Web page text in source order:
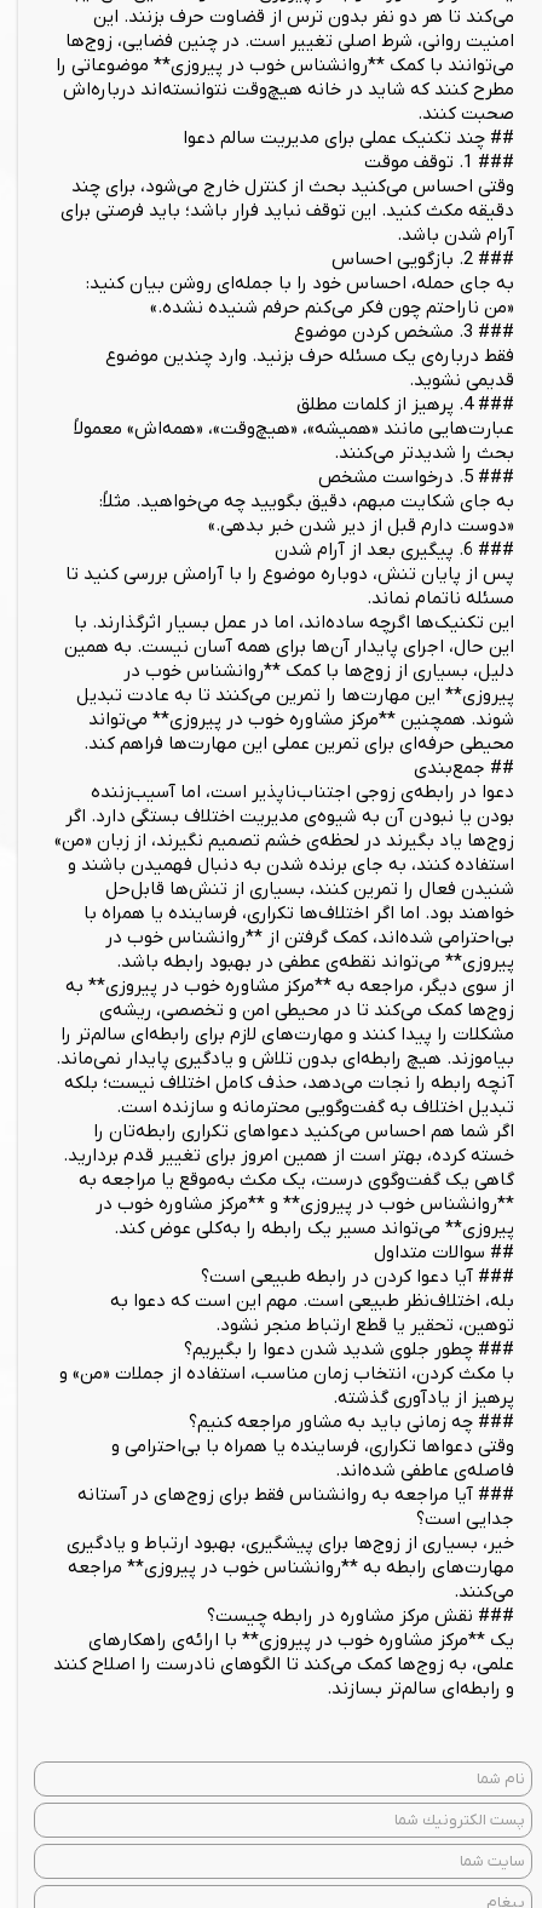
می‌کند تا هر دو نفر بدون ترس از قضاوت حرف بزنند. این
امنیت روانی، شرط اصلی تغییر است. در چنین فضایی، زوج‌ها
می‌توانند با کمک **روانشناس خوب در پیروزی** موضوعاتی را
مطرح کنند که شاید در خانه هیچ‌وقت نتوانسته‌اند درباره‌اش
صحبت کنند.
## چند تکنیک عملی برای مدیریت سالم دعوا
### 1. توقف موقت
وقتی احساس می‌کنید بحث از کنترل خارج می‌شود، برای چند
دقیقه مکث کنید. این توقف نباید فرار باشد؛ باید فرصتی برای
آرام شدن باشد.
### 2. بازگویی احساس
به جای حمله، احساس خود را با جمله‌ای روشن بیان کنید:
«من ناراحتم چون فکر می‌کنم حرفم شنیده نشده.»
### 3. مشخص کردن موضوع
فقط درباره‌ی یک مسئله حرف بزنید. وارد چندین موضوع
قدیمی نشوید.
### 4. پرهیز از کلمات مطلق
عبارت‌هایی مانند «همیشه»، «هیچ‌وقت»، «همه‌اش» معمولاً
بحث را شدیدتر می‌کنند.
### 5. درخواست مشخص
به جای شکایت مبهم، دقیق بگویید چه می‌خواهید. مثلاً:
«دوست دارم قبل از دیر شدن خبر بدهی.»
### 6. پیگیری بعد از آرام شدن
پس از پایان تنش، دوباره موضوع را با آرامش بررسی کنید تا
مسئله ناتمام نماند.
این تکنیک‌ها اگرچه ساده‌اند، اما در عمل بسیار اثرگذارند. با
این حال، اجرای پایدار آن‌ها برای همه آسان نیست. به همین
دلیل، بسیاری از زوج‌ها با کمک **روانشناس خوب در
پیروزی** این مهارت‌ها را تمرین می‌کنند تا به عادت تبدیل
شوند. همچنین **مرکز مشاوره خوب در پیروزی** می‌تواند
محیطی حرفه‌ای برای تمرین عملی این مهارت‌ها فراهم کند.
## جمع‌بندی
دعوا در رابطه‌ی زوجی اجتناب‌ناپذیر است، اما آسیب‌زننده
بودن یا نبودن آن به شیوه‌ی مدیریت اختلاف بستگی دارد. اگر
زوج‌ها یاد بگیرند در لحظه‌ی خشم تصمیم نگیرند، از زبان «من»
استفاده کنند، به جای برنده شدن به دنبال فهمیدن باشند و
شنیدن فعال را تمرین کنند، بسیاری از تنش‌ها قابل‌حل
خواهند بود. اما اگر اختلاف‌ها تکراری، فرساینده یا همراه با
بی‌احترامی شده‌اند، کمک گرفتن از **روانشناس خوب در
پیروزی** می‌تواند نقطه‌ی عطفی در بهبود رابطه باشد.
از سوی دیگر، مراجعه به **مرکز مشاوره خوب در پیروزی** به
زوج‌ها کمک می‌کند تا در محیطی امن و تخصصی، ریشه‌ی
مشکلات را پیدا کنند و مهارت‌های لازم برای رابطه‌ای سالم‌تر را
بیاموزند. هیچ رابطه‌ای بدون تلاش و یادگیری پایدار نمی‌ماند.
آنچه رابطه را نجات می‌دهد، حذف کامل اختلاف نیست؛ بلکه
تبدیل اختلاف به گفت‌وگویی محترمانه و سازنده است.
اگر شما هم احساس می‌کنید دعواهای تکراری رابطه‌تان را
خسته کرده، بهتر است از همین امروز برای تغییر قدم بردارید.
گاهی یک گفت‌وگوی درست، یک مکث به‌موقع یا مراجعه به
**روانشناس خوب در پیروزی** و **مرکز مشاوره خوب در
پیروزی** می‌تواند مسیر یک رابطه را به‌کلی عوض کند.
## سوالات متداول
### آیا دعوا کردن در رابطه طبیعی است؟
بله، اختلاف‌نظر طبیعی است. مهم این است که دعوا به
توهین، تحقیر یا قطع ارتباط منجر نشود.
### چطور جلوی شدید شدن دعوا را بگیریم؟
با مکث کردن، انتخاب زمان مناسب، استفاده از جملات «من» و
پرهیز از یادآوری گذشته.
### چه زمانی باید به مشاور مراجعه کنیم؟
وقتی دعواها تکراری، فرساینده یا همراه با بی‌احترامی و
فاصله‌ی عاطفی شده‌اند.
### آیا مراجعه به روانشناس فقط برای زوج‌های در آستانه
جدایی است؟
خیر، بسیاری از زوج‌ها برای پیشگیری، بهبود ارتباط و یادگیری
مهارت‌های رابطه به **روانشناس خوب در پیروزی** مراجعه
می‌کنند.
### نقش مرکز مشاوره در رابطه چیست؟
یک **مرکز مشاوره خوب در پیروزی** با ارائه‌ی راهکارهای
علمی، به زوج‌ها کمک می‌کند تا الگوهای نادرست را اصلاح کنند
و رابطه‌ای سالم‌تر بسازند.